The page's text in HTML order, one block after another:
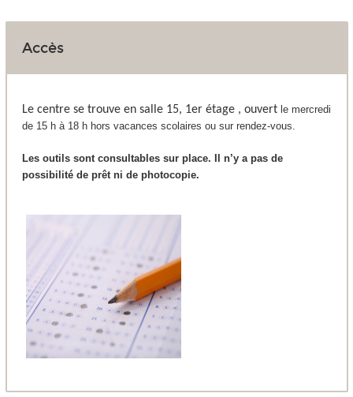
Accès
Le centre se trouve en salle 15, 1erétage , ouvert le mercredi
de 15 h à 18 h hors vacances scolaires ou sur rendez-vous.
Les outils sont consultables sur place. Il n’y a pas de
possibilité de prêt ni de photocopie.